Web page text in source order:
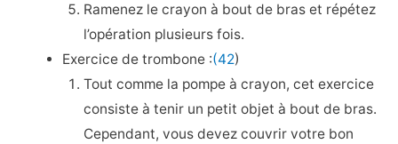
Ramenez le crayon à bout de bras et répétez
l’opération plusieurs fois.
Exercice de trombone :(42)
Tout comme la pompe à crayon, cet exercice
consiste à tenir un petit objet à bout de bras.
Cependant, vous devez couvrir votre bon